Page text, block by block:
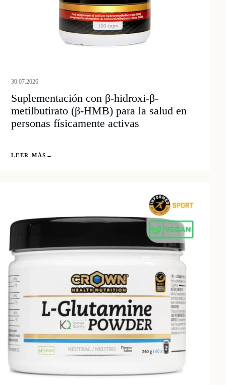
30.07.2026
Suplementación con β-hidroxi-β-
metilbutirato (β-HMB) para la salud en
personas físicamente activas
LEER MÁS →